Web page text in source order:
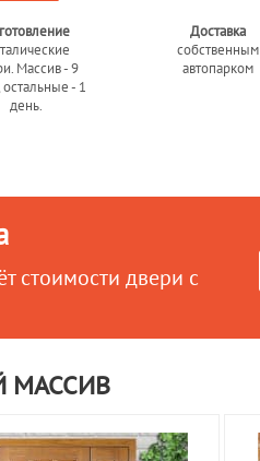
Массив - 9
- 1
день.
Доставка
собственным
автопарком
стоимости двери с
МАССИВ